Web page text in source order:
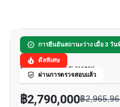
การยืนยันสถานะว่าง เมื่อ 3 วั
ดีลพิเศษ
ผ่านการตรวจสอบแล้ว
เดอะ เบส การ์เด้น
หัวหมาก, กรุงเทพ
฿2,790,000฿